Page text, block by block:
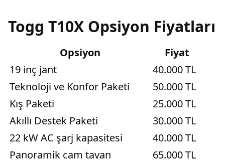
Togg T10X Opsiyon Fiyatları
Opsiyon
Fiyat
19 inç jant
40.000 TL
Teknoloji ve Konfor Paketi
50.000 TL
Kış Paketi
25.000 TL
Akıllı Destek Paketi
30.000 TL
22 kW AC şarj kapasitesi
40.000 TL
Panoramik cam tavan
65.000 TL